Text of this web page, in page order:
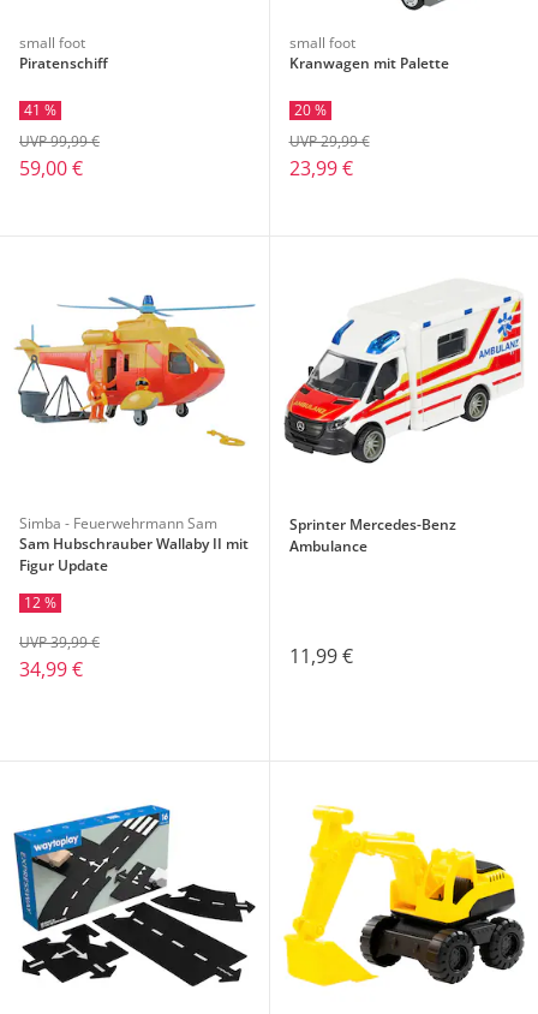
small foot
Piratenschiff
41 %
59,00 €
UVP 99,99 €
small foot
Kranwagen mit Palette
20 %
23,99 €
UVP 29,99 €
Simba - Feuerwehrmann Sam
Sam Hubschrauber Wallaby II mit
Figur Update
12 %
34,99 €
UVP 39,99 €
Sprinter Mercedes-Benz
Ambulance
11,99 €